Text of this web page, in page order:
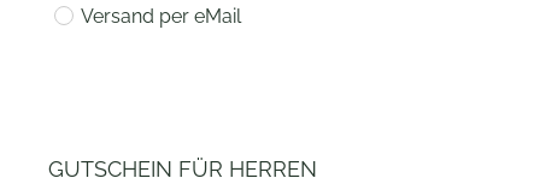
Versand per eMail
GUTSCHEIN FÜR HERREN